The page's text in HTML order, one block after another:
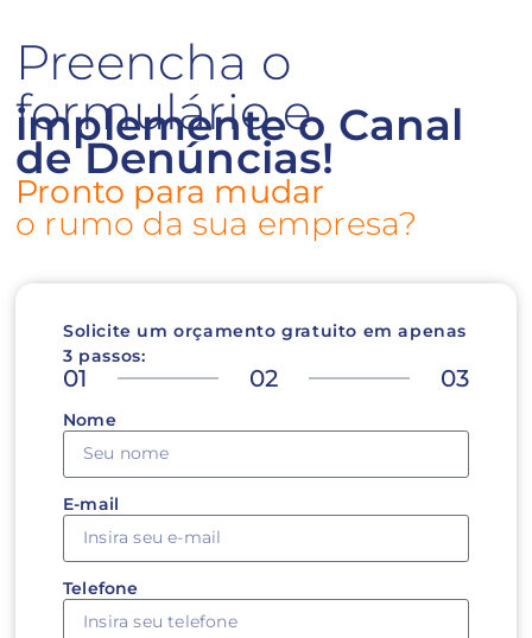
Preencha o
formulário e
implemente o Canal
de Denúncias!
Pronto para mudar
o rumo da sua empresa?
Solicite um orçamento gratuito em apenas
3 passos:
01 02 03
Nome
E-mail
Telefone